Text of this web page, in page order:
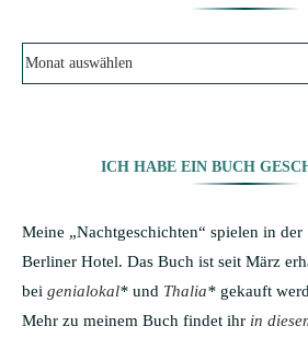
ICH HABE EIN BUCH
Meine „Nachtgeschichten“ spielen in
Berliner Hotel. Das Buch ist seit März
bei genialokal* und Thalia* gekauft
Mehr zu meinem Buch findet ihr in